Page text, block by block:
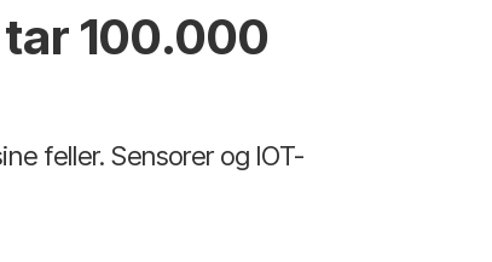
100.000
feller. Sensorer og IOT-